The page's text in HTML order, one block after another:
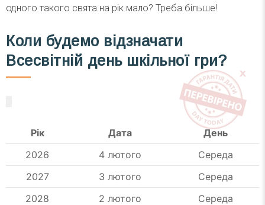
одного такого свята на рік мало? Треба більше!
Коли будемо відзначати
Всесвітній день шкільної гри?
Рік Дата
День
2026
4 лютого
Середа
2027
3 лютого
Середа
2028
2 лютого
Середа